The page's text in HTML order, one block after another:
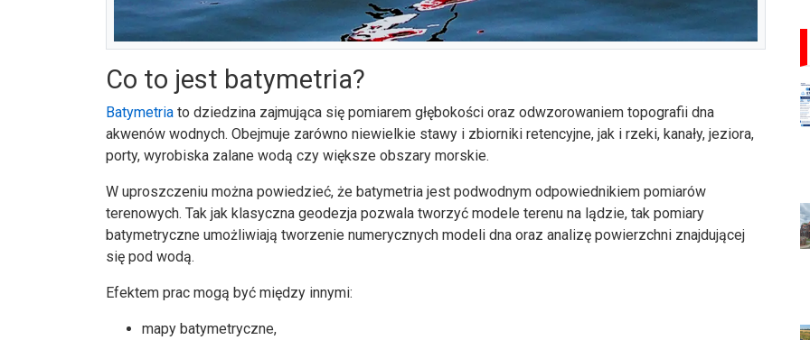
Co to jest batymetria?
Batymetria to dziedzina zajmująca się pomiarem głębokości oraz odwzorowaniem topografii dna
akwenów wodnych. Obejmuje zarówno niewielkie stawy i zbiorniki retencyjne, jak i rzeki, kanały, jeziora,
porty, wyrobiska zalane wodą czy większe obszary morskie.
W uproszczeniu można powiedzieć, że batymetria jest podwodnym odpowiednikiem pomiarów
terenowych. Tak jak klasyczna geodezja pozwala tworzyć modele terenu na lądzie, tak pomiary
batymetryczne umożliwiają tworzenie numerycznych modeli dna oraz analizę powierzchni znajdującej
się pod wodą.
Efektem prac mogą być między innymi:
mapy batymetryczne,